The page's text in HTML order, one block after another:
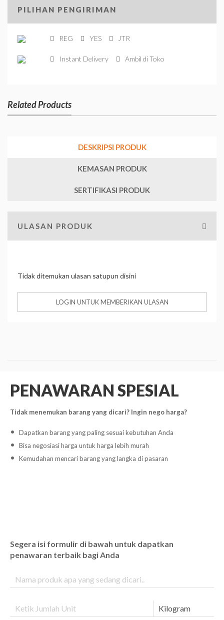
PILIHAN PENGIRIMAN
REG YES JTR
Instant Delivery Ambil di Toko
Related Products
DESKRIPSI PRODUK
KEMASAN PRODUK
SERTIFIKASI PRODUK
ULASAN PRODUK
Tidak ditemukan ulasan satupun disini
LOGIN UNTUK MEMBERIKAN ULASAN
PENAWARAN SPESIAL
Tidak menemukan barang yang dicari? Ingin nego harga?
Dapatkan barang yang paling sesuai kebutuhan Anda
Bisa negosiasi harga untuk harga lebih murah
Kemudahan mencari barang yang langka di pasaran
Segera isi formulir di bawah untuk dapatkan
penawaran terbaik bagi Anda